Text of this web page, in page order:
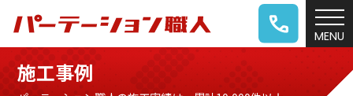
施工事例